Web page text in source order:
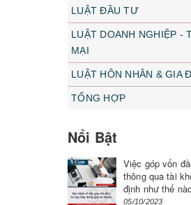
LUẬT ĐẦU TƯ
LUẬT DOANH NGHIỆP -
MẠI
LUẬT HÔN NHÂN & GIA
TỔNG HỢP
Nổi Bật
Việc góp vốn
thông qua tài
định như thế
05/10/2023